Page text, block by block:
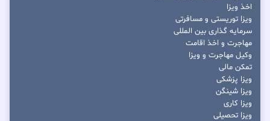
اخذ ویزا
ویزا توریستی و مسافرتی
سرمایه گذاری بین المللی
مهاجرت و اخذ اقامت
وکیل مهاجرت و ویزا
تمکن مالی
ویزا پزشکی
ویزا شینگن
ویزا کاری
ویزا تحصیلی